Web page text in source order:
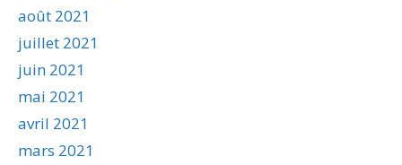
août 2021
juillet 2021
juin 2021
mai 2021
avril 2021
mars 2021